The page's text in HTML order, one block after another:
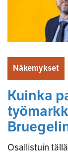
Näkemykset
Kuinka
Osallistuin